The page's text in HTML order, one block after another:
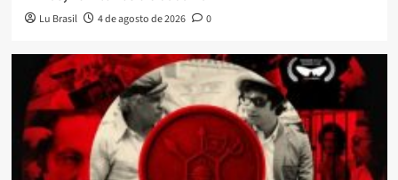
Lu Brasil 4 de agosto de 2026 0